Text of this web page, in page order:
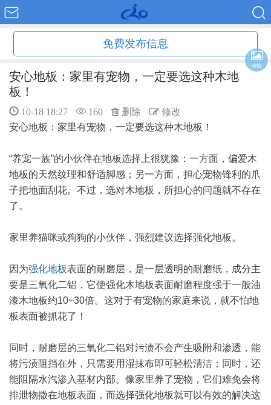
免费发布信息
安心地板：家里有宠物，一定要选这种木地
板！
10-18 18:27 160 删除
修改
安心地板：家里有宠物，一定要选这种木地板！
“养宠一族”的小伙伴在地板选择上很犹豫：一方面，偏爱木
地板的天然纹理和舒适脚感；另一方面，担心宠物锋利的爪
子把地面刮花。不过，选对木地板，所担心的问题就不存在
了。
家里养猫咪或狗狗的小伙伴，强烈建议选择强化地板。
因为强化地板表面的耐磨层，是一层透明的耐磨纸，成分主
要是三氧化二铝，它使强化木地板表面耐磨程度强于一般油
漆木地板约10~30倍。这对于有宠物的家庭来说，就不怕地
板表面被抓花了！
同时，耐磨层的三氧化二铝对污渍不会产生吸附和渗透，能
将污渍阻挡在外，只需要用湿抹布即可轻松清洁；同时，还
能阻隔水汽渗入基材内部。像家里养了宠物，它们难免会将
排泄物撒在地板表面，而选择强化地板就可以有效的解决这
海报